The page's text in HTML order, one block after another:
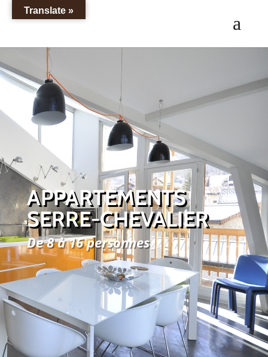
APPARTEMENTS
SERRE-CHEVALIER
De 8 à 16 personnes
Translate »